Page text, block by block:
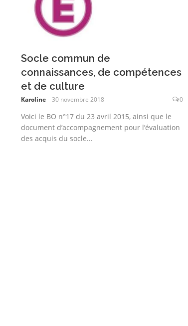
Socle commun de
connaissances, de compétences
et de culture
Karoline 30 novembre 2018 0
Voici le BO n°17 du 23 avril 2015, ainsi que le
document d’accompagnement pour l’évaluation
des acquis du socle...